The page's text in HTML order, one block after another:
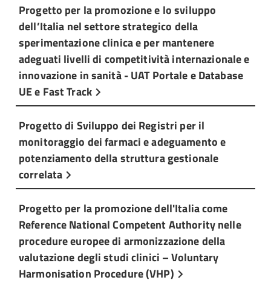
Progetto per la promozione e lo sviluppo
dell’Italia nel settore strategico della
sperimentazione clinica e per mantenere
adeguati livelli di competitività internazionale e
innovazione in sanità - UAT Portale e Database
UE e Fast Track
Progetto di Sviluppo dei Registri per il
monitoraggio dei farmaci e adeguamento e
potenziamento della struttura gestionale
correlata
Progetto per la promozione dell'Italia come
Reference National Competent Authority nelle
procedure europee di armonizzazione della
valutazione degli studi clinici – Voluntary
Harmonisation Procedure (VHP)